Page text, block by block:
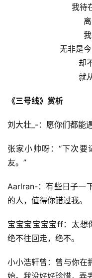
我待
无非是
却
就
《三号线》赏析
刘大壮_-：愿你们都能
张家小帅呀：“下次
友。”
Aarlran-：有些日子一
的人，值得你错过我。
宝宝宝宝宝宝ff：太想
绝不往回走，绝不。
小小浩轩曾：曾与你在
始。我没好好珍惜，弄